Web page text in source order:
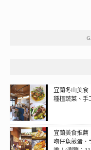
宜蘭冬山美食
種植蔬菜、手
宜蘭美食推薦
吻仔魚煎蛋、